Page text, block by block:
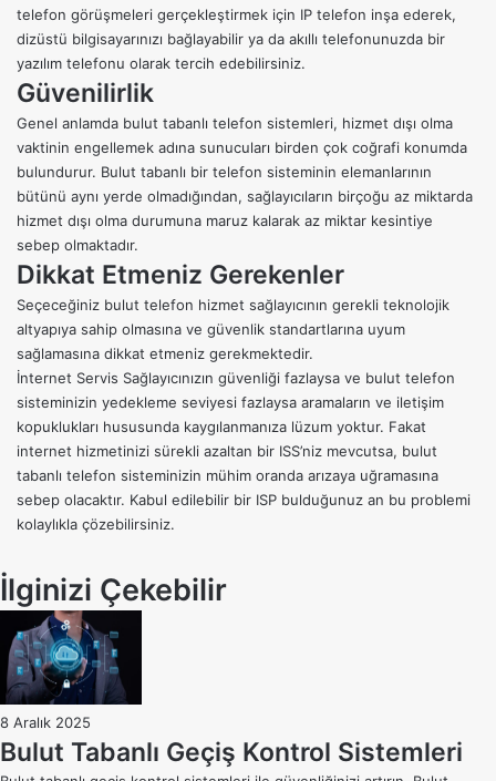
telefon görüşmeleri gerçekleştirmek için IP telefon inşa ederek,
dizüstü bilgisayarınızı bağlayabilir ya da akıllı telefonunuzda bir
yazılım telefonu olarak tercih edebilirsiniz.
Güvenilirlik
Genel anlamda bulut tabanlı telefon sistemleri, hizmet dışı olma
vaktinin engellemek adına sunucuları birden çok coğrafi konumda
bulundurur. Bulut tabanlı bir telefon sisteminin elemanlarının
bütünü aynı yerde olmadığından, sağlayıcıların birçoğu az miktarda
hizmet dışı olma durumuna maruz kalarak az miktar kesintiye
sebep olmaktadır.
Dikkat Etmeniz Gerekenler
Seçeceğiniz bulut telefon hizmet sağlayıcının gerekli teknolojik
altyapıya sahip olmasına ve güvenlik standartlarına uyum
sağlamasına dikkat etmeniz gerekmektedir.
İnternet Servis Sağlayıcınızın güvenliği fazlaysa ve bulut telefon
sisteminizin yedekleme seviyesi fazlaysa aramaların ve iletişim
kopuklukları hususunda kaygılanmanıza lüzum yoktur. Fakat
internet hizmetinizi sürekli azaltan bir ISS’niz mevcutsa, bulut
tabanlı telefon sisteminizin mühim oranda arızaya uğramasına
sebep olacaktır. Kabul edilebilir bir ISP bulduğunuz an bu problemi
kolaylıkla çözebilirsiniz.
İlginizi Çekebilir
8 Aralık 2025
Bulut Tabanlı Geçiş Kontrol Sistemleri